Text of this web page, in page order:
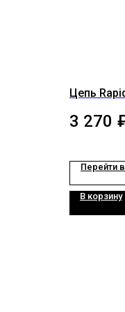
Цепь
3 270
Перейти
В корзину